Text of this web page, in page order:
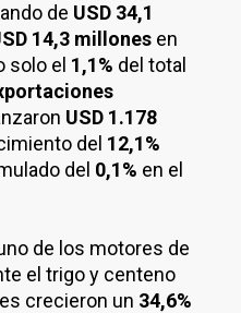
de USD 34,1
14,3 millones en
solo el 1,1% del total
USD 1.178
del 12,1%
del 0,1% en el
de los motores de
el trigo y centeno
crecieron un 34,6%